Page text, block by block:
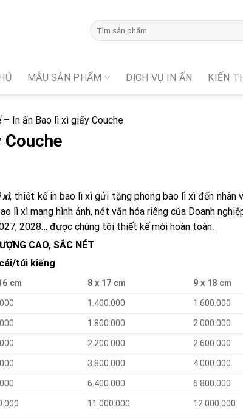
MẪU SẢN PHẨM DỊCH VỤ IN ẤN KIẾN
– In ấn Bao lì xì giấy Couche
xì, thiết kế in bao lì xì gửi tặng phong bao lì xì đến nhân
lì xì mang hình ảnh, nét văn hóa riêng của Doanh
2028… được chúng tôi thiết kế mới hoàn toàn.
CAO, SẮC NÉT
túi kiếng
cm 8 x 17 cm
9 x 18 cm
1.400.000
1.600.000
1.800.000
2.000.000
2.200.000
2.600.000
3.800.000
4.000.000
6.400.000
6.800.000
11.000.000
12.000.000